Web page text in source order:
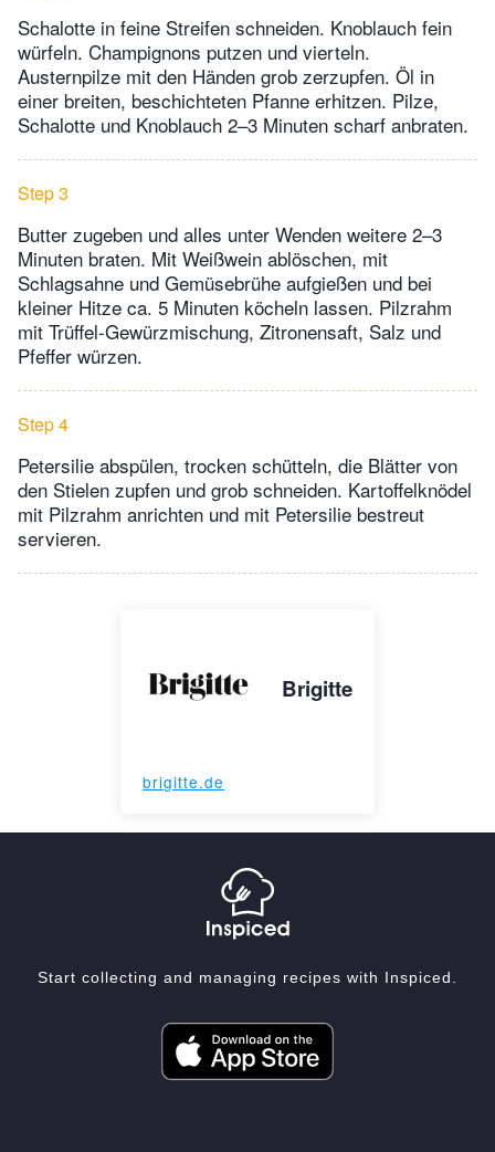
Schalotte in feine Streifen schneiden. Knoblauch fein
würfeln. Champignons putzen und vierteln.
Austernpilze mit den Händen grob zerzupfen. Öl in
einer breiten, beschichteten Pfanne erhitzen. Pilze,
Schalotte und Knoblauch 2–3 Minuten scharf anbraten.
Step 3
Butter zugeben und alles unter Wenden weitere 2–3
Minuten braten. Mit Weißwein ablöschen, mit
Schlagsahne und Gemüsebrühe aufgießen und bei
kleiner Hitze ca. 5 Minuten köcheln lassen. Pilzrahm
mit Trüffel-Gewürzmischung, Zitronensaft, Salz und
Pfeffer würzen.
Step 4
Petersilie abspülen, trocken schütteln, die Blätter von
den Stielen zupfen und grob schneiden. Kartoffelknödel
mit Pilzrahm anrichten und mit Petersilie bestreut
servieren.
Brigitte
brigitte.de
Start collecting and managing recipes with Inspiced.